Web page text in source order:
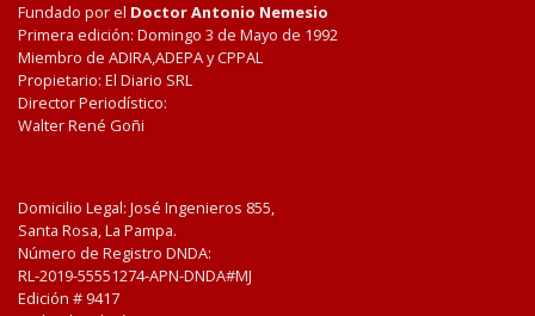
Fundado por el Doctor Antonio Nemesio
Primera edición: Domingo 3 de Mayo de 1992
Miembro de ADIRA,ADEPA y CPPAL
Propietario: El Diario SRL
Director Periodístico:
Walter René Goñi
Domicilio Legal: José Ingenieros 855,
Santa Rosa, La Pampa.
Número de Registro DNDA:
RL-2019-55551274-APN-DNDA#MJ
Edición # 9417